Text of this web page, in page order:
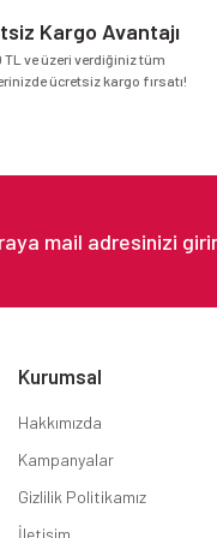
Kargo Avantajı
TL ve üzeri verdiğiniz tüm
ücretsiz kargo fırsatı!
Kurumsal
Hakkımızda
Kampanyalar
Gizlilik Politikamız
İletişim